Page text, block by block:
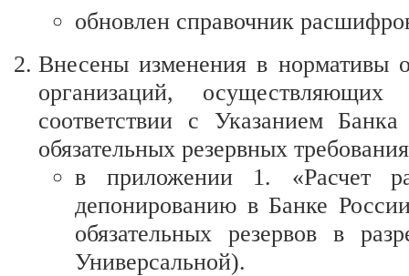
обновлен справочник
Внесены изменения в нормативы
организаций,
соответствии с Указанием
обязательных резервных
в приложении 1. «Расчет
депонированию в Банке
обязательных резервов в
Универсальной).